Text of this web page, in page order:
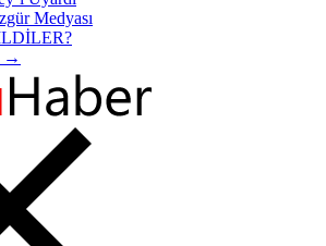
Medyası
→